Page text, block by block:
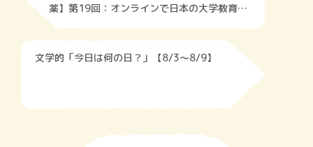
薬】第19回：オンラインで日本の大学教育を
変える！
文学的「今日は何の日？」【8/3～8/9】